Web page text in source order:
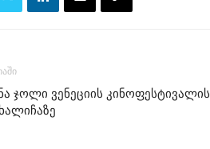
ჯოლი ვენეციის კინოფესტივალის